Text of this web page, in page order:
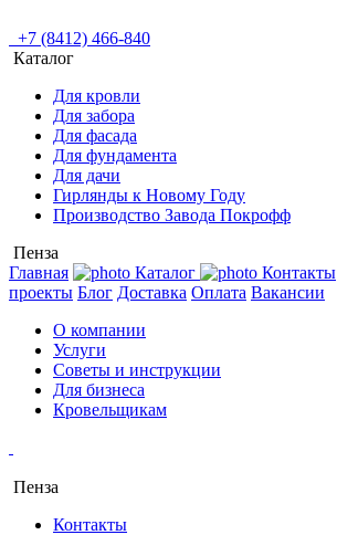
+7 (8412) 466-840
Каталог
Для кровли
Для забора
Для фасада
Для фундамента
Для дачи
Гирлянды к Новому Году
Производство Завода Покрофф
Пенза
Главная
Каталог Контакты
проекты Блог Доставка Оплата Вакансии
О компании
Услуги
Советы и инструкции
Для бизнеса
Кровельщикам
Пенза
Контакты